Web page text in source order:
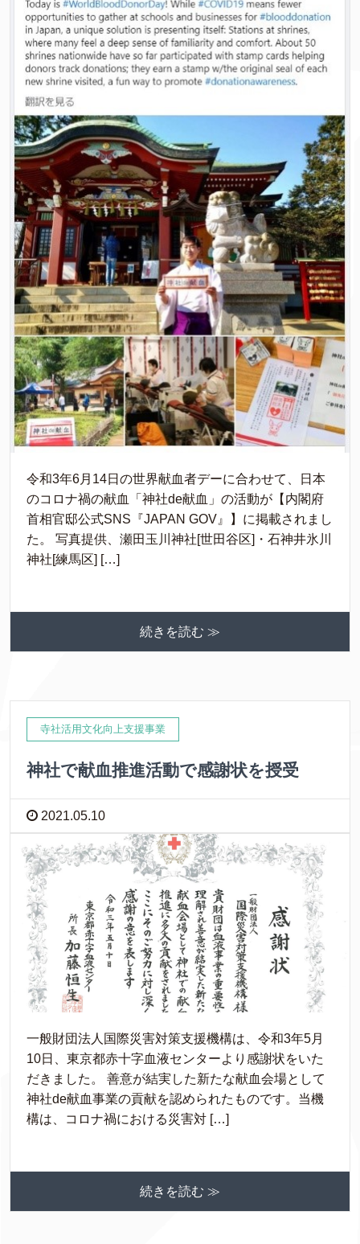
令和3年6月14日の世界献血者デーに合わせて、日本
のコロナ禍の献血「神社de献血」の活動が【内閣府
首相官邸公式SNS『JAPAN GOV』】に掲載されまし
た。 写真提供、瀬田玉川神社[世田谷区]・石神井氷川
神社[練馬区] […]
続きを読む ≫
寺社活用文化向上支援事業
神社で献血推進活動で感謝状を授受
2021.05.10
一般財団法人国際災害対策支援機構は、令和3年5月
10日、東京都赤十字血液センターより感謝状をいた
だきました。 善意が結実した新たな献血会場として
神社de献血事業の貢献を認められたものです。当機
構は、コロナ禍における災害対 […]
続きを読む ≫